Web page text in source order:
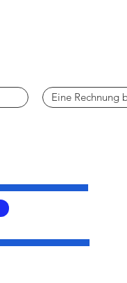
Eine Rechnung